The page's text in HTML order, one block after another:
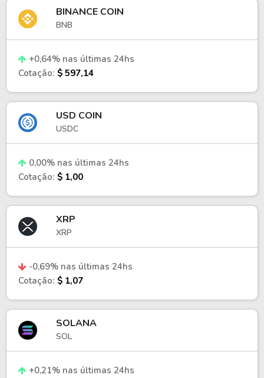
BINANCE COIN
BNB
+0,64% nas últimas 24hs
Cotação: $ 597,14
USD COIN
USDC
0,00% nas últimas 24hs
Cotação: $ 1,00
XRP
XRP
-0,69% nas últimas 24hs
Cotação: $ 1,07
SOLANA
SOL
+0,21% nas últimas 24hs